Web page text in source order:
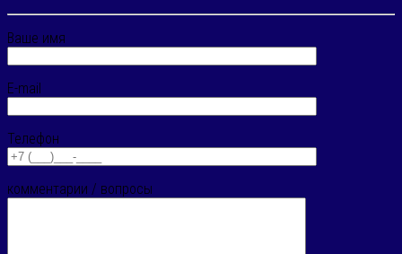
Ваше имя
E-mail
Телефон
комментарии / вопросы